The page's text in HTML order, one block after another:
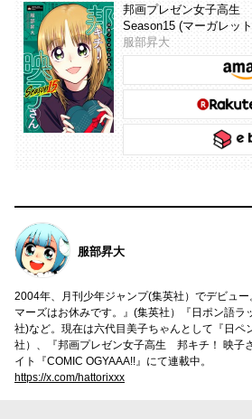
邦画プレゼン女子高生
Season15 (マーガレッ
服部昇大
服部昇大
2004年、月刊少年ジャンプ(集英社）でデビュ
マーズはお休みです。』(集英社）『日ポン語ラ
社)など。現在は六代目美子ちゃんとして『日ペ
社）、『邦画プレゼン女子高生 邦キチ！ 映子
イト『COMIC OGYAAA!!』にて連載中。
https://x.com/hattorixxx